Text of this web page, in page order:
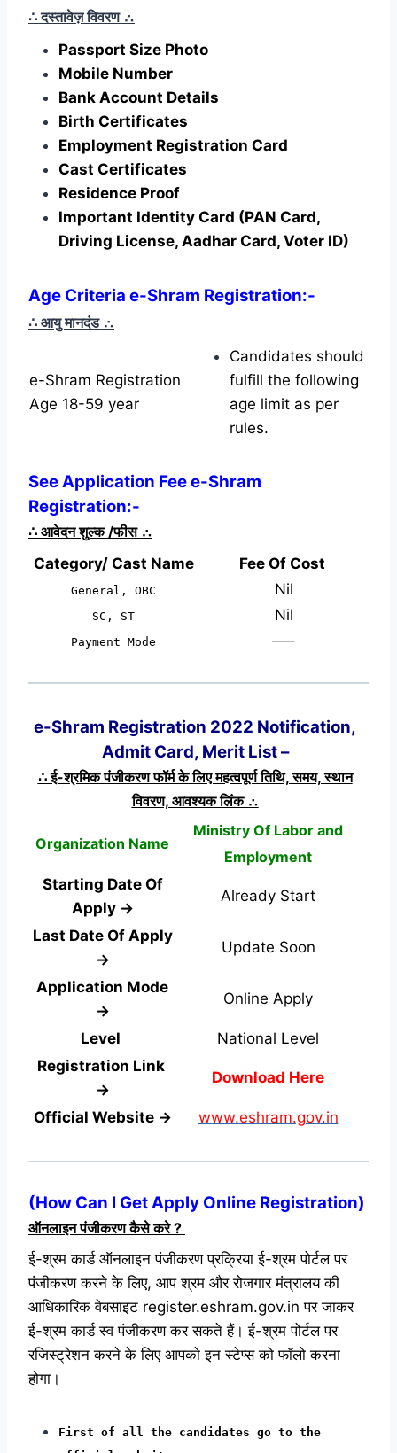
∴ दस्तावेज़ विवरण ∴
Passport Size Photo
Mobile Number
Bank Account Details
Birth Certificates
Employment Registration Card
Cast Certificates
Residence Proof
Important Identity Card (PAN Card,
Driving License, Aadhar Card, Voter ID)
Age Criteria e-Shram Registration:-
∴ आयु मानदंड ∴
e-Shram Registration
Age 18-59 year
Candidates should
fulfill the following
age limit as per
rules.
See Application Fee e-Shram
Registration:-
∴ आवेदन शुल्क /फीस ∴
Category/ Cast Name
Fee Of Cost
General, OBC Nil
SC, ST Nil
Payment Mode —–
e-Shram Registration 2022 Notification,
Admit Card, Merit List –
∴ ई-श्रमिक पंजीकरण फॉर्म के लिए महत्वपूर्ण तिथि, समय, स्थान
विवरण, आवश्यक लिंक ∴
Organization Name
Ministry Of Labor and
Employment
Starting Date Of
Apply →
Already Start
Last Date Of Apply
→
Update Soon
Application Mode
→
Online Apply
Level
National Level
Registration Link
→
Download Here
Official Website → www.eshram.gov.in
(How Can I Get Apply Online Registration)
ऑनलाइन पंजीकरण कैसे करे ?
ई-श्रम कार्ड ऑनलाइन पंजीकरण प्रक्रिया ई-श्रम पोर्टल पर
पंजीकरण करने के लिए, आप श्रम और रोजगार मंत्रालय की
आधिकारिक वेबसाइट register.eshram.gov.in पर जाकर
ई-श्रम कार्ड स्व पंजीकरण कर सकते हैं। ई-श्रम पोर्टल पर
रजिस्ट्रेशन करने के लिए आपको इन स्टेप्स को फॉलो करना
होगा।
First of all the candidates go to the